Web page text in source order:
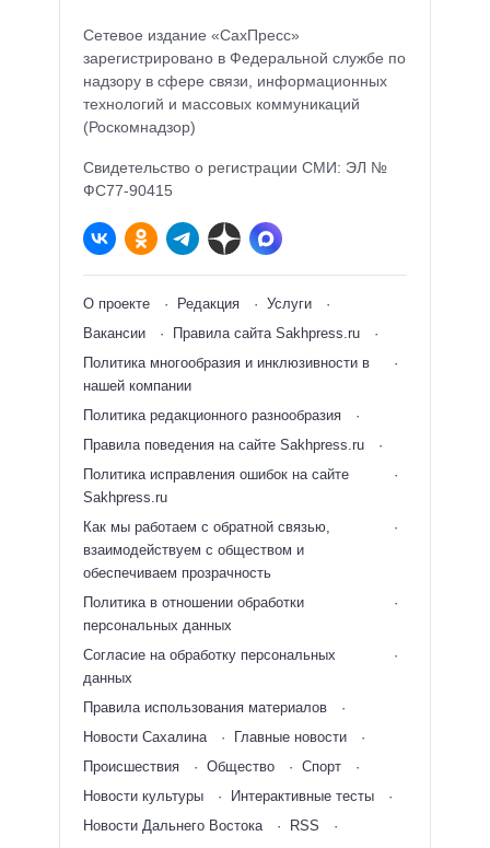
Сетевое издание «СахПресс»
зарегистрировано в Федеральной службе по
надзору в сфере связи, информационных
технологий и массовых коммуникаций
(Роскомнадзор)
Свидетельство о регистрации СМИ: ЭЛ №
ФС77-90415
О проекте Редакция
Услуги
Вакансии
Правила сайта Sakhpress.ru
Политика многообразия и инклюзивности в
нашей компании
Политика редакционного разнообразия
Правила поведения на сайте Sakhpress.ru
Политика исправления ошибок на сайте
Sakhpress.ru
Как мы работаем с обратной связью,
взаимодействуем с обществом и
обеспечиваем прозрачность
Политика в отношении обработки
персональных данных
Согласие на обработку персональных
данных
Правила использования материалов
Новости Сахалина
Главные новости
Происшествия
Общество
Спорт
Новости культуры
Интерактивные тесты
Новости Дальнего Востока
RSS